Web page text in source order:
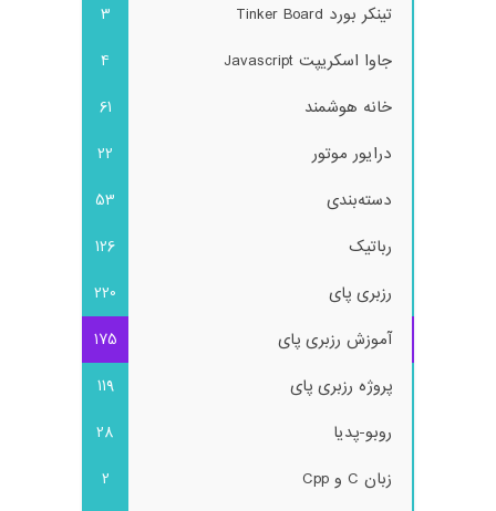
تینکر بورد Tinker Board
3
جاوا اسکریپت Javascript
4
خانه هوشمند
61
درایور موتور
22
دسته‌بندی
53
رباتیک
126
رزبری پای
220
آموزش رزبری پای
175
پروژه رزبری پای
119
روبو-پدیا
28
زبان C و Cpp
2